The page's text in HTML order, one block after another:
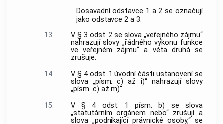
Dosavadní odstavce 1 a 2 se označují
jako odstavce 2 a 3.
13.
V § 3 odst. 2 se slova „veřejného zájmu“
nahrazují slovy „řádného výkonu funkce
ve veřejném zájmu“ a věta druhá se
zrušuje.
14.
V § 4 odst. 1 úvodní části ustanovení se
slova „písm. c) až i)“ nahrazují slovy
„písm. c) až m)“.
15.
V § 4 odst. 1 písm. b) se slova
„statutárním orgánem nebo“ zrušují a
slova „podnikající právnické osoby,“ se